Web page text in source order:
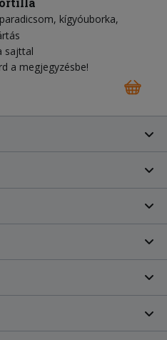
paradicsom kígyóuborka
sajttal
a megjegyzésbe!